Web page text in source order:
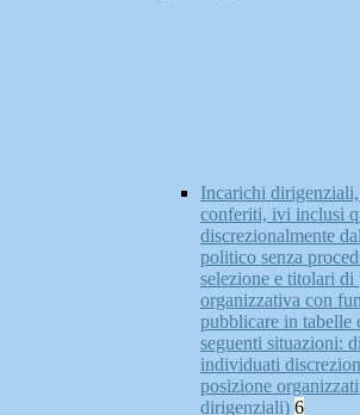
Incarichi
conferiti, ivi inclusi
discrezionalmente
politico senza
selezione e titolari di
organizzativa con
pubblicare in tabelle
seguenti situazioni:
individuati
posizione
dirigenziali) 6